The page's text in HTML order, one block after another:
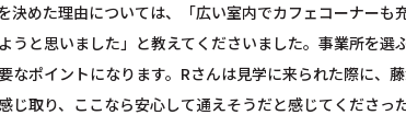
決めた理由については、「広い室内でカフェコーナー
うと思いました」と教えてくださいました。事業所を
なポイントになります。Rさんは見学に来られた際に
じ取り、ここなら安心して通えそうだと感じてくださっ